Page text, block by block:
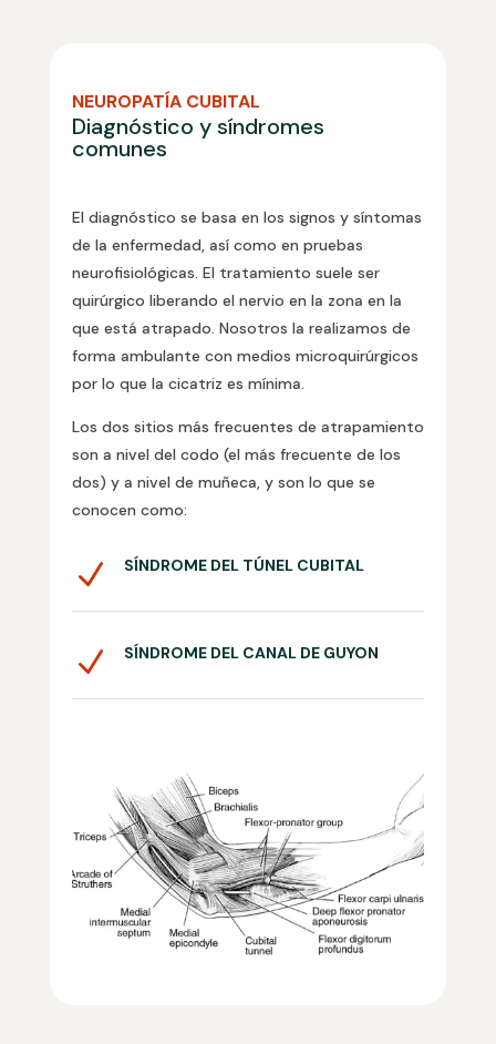
NEUROPATÍA CUBITAL
Diagnóstico y síndromes
comunes
El diagnóstico se basa en los signos y síntomas
de la enfermedad, así como en pruebas
neurofisiológicas. El tratamiento suele ser
quirúrgico liberando el nervio en la zona en la
que está atrapado. Nosotros la realizamos de
forma ambulante con medios microquirúrgicos
por lo que la cicatriz es mínima.
Los dos sitios más frecuentes de atrapamiento
son a nivel del codo (el más frecuente de los
dos) y a nivel de muñeca, y son lo que se
conocen como:
N SÍNDROME DEL TÚNEL CUBITAL
N SÍNDROME DEL CANAL DE GUYON